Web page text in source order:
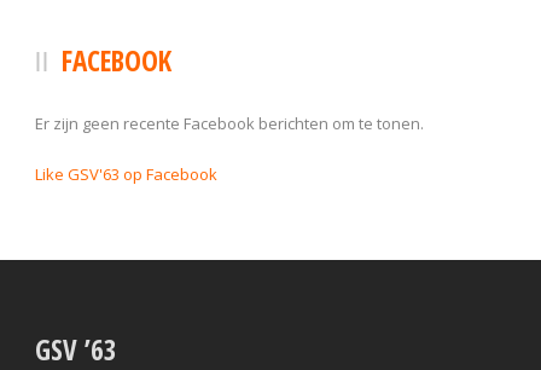
FACEBOOK
Er zijn geen recente Facebook berichten om te tonen.
Like GSV'63 op Facebook
GSV ’63